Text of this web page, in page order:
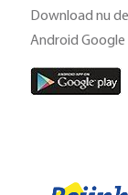
Download nu
Android Google